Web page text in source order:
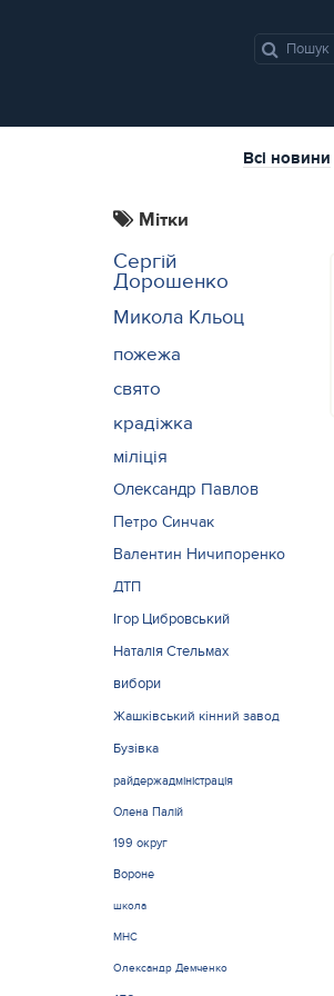
Всі новини
Мітки
Сергій
Дорошенко
Микола Кльоц
пожежа
свято
крадіжка
міліція
Олександр Павлов
Петро Синчак
Валентин Ничипоренко
ДТП
Ігор Цибровський
Наталія Стельмах
вибори
Жашківський кінний завод
Бузівка
райдержадміністрація
Олена Палій
199 округ
Вороне
школа
МНС
Олександр Демченко